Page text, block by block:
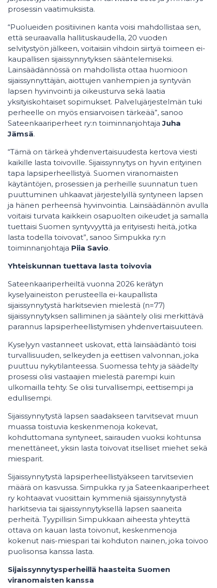
prosessin vaatimuksista.
“Puolueiden positiivinen kanta voisi mahdollistaa sen,
että seuraavalla hallituskaudella, 20 vuoden
selvitystyön jälkeen, voitaisiin vihdoin siirtyä toimeen ei-
kaupallisen sijaissynnytyksen sääntelemiseksi.
Lainsäädännössä on mahdollista ottaa huomioon
sijaissynnyttäjän, aiottujen vanhempien ja syntyvän
lapsen hyvinvointi ja oikeusturva sekä laatia
yksityiskohtaiset sopimukset. Palvelujärjestelmän tuki
perheelle on myös ensiarvoisen tärkeää”, sanoo
Sateenkaariperheet ry:n toiminnanjohtajaJuha
Jämsä.
“Tämä on tärkeä yhdenvertaisuudesta kertova viesti
kaikille lasta toivoville. Sijaissynnytys on hyvin erityinen
tapa lapsiperheellistyä. Suomen viranomaisten
käytäntöjen, prosessien ja perheille suunnatun tuen
puuttuminen uhkaavat järjestelyillä syntyneen lapsen
ja hänen perheensä hyvinvointia. Lainsäädännön avulla
voitaisi turvata kaikkein osapuolten oikeudet ja samalla
tuettaisi Suomen syntyvyyttä ja erityisesti heitä, jotka
lasta todella toivovat”, sanoo Simpukka ry:n
toiminnanjohtaja Piia Savio.
Yhteiskunnan tuettava lasta toivovia
Sateenkaariperheiltä vuonna 2026 kerätyn
kyselyaineiston perusteella ei-kaupallista
sijaissynnytystä harkitsevien mielestä (n=77)
sijaissynnytyksen salliminen ja sääntely olisi merkittävä
parannus lapsiperheellistymisen yhdenvertaisuuteen.
Kyselyyn vastanneet uskovat, että lainsäädäntö toisi
turvallisuuden, selkeyden ja eettisen valvonnan, joka
puuttuu nykytilanteessa. Suomessa tehty ja säädelty
prosessi olisi vastaajien mielestä parempi kuin
ulkomailla tehty. Se olisi turvallisempi, eettisempi ja
edullisempi.
Sijaissynnytystä lapsen saadakseen tarvitsevat muun
muassa toistuvia keskenmenoja kokevat,
kohduttomana syntyneet, sairauden vuoksi kohtunsa
menettäneet, yksin lasta toivovat itselliset miehet sekä
miesparit.
Sijaissynnytystä lapsiperheellistyäkseen tarvitsevien
määrä on kasvussa. Simpukka ry ja Sateenkaariperheet
ry kohtaavat vuosittain kymmeniä sijaissynnytystä
harkitsevia tai sijaissynnytyksellä lapsen saaneita
perheitä. Tyypillisin Simpukkaan aiheesta yhteyttä
ottava on kauan lasta toivonut, keskenmenoja
kokenut nais-miespari tai kohduton nainen, joka toivoo
puolisonsa kanssa lasta.
Sijaissynnytysperheillä haasteita Suomen
viranomaisten kanssa